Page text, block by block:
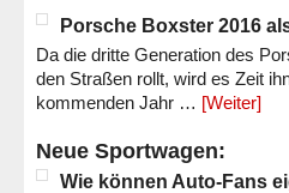
Porsche Boxster 2016
Da die dritte Generation des
den Straßen rollt, wird es Zeit
kommenden Jahr … [Weiter]
Neue Sportwagen:
Wie können Auto-Fans